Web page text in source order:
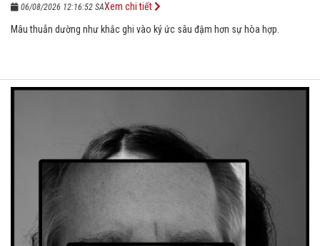
06/08/2026 12:16:52 SA
Mâu thuẫn dường như khắc ghi vào ký ức sâu đậm hơn sự hòa hợp.
Xem chi tiết